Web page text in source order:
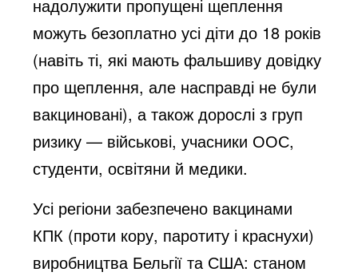
надолужити пропущені щеплення
можуть безоплатно усі діти до 18 років
(навіть ті, які мають фальшиву довідку
про щеплення, але насправді не були
вакциновані), а також дорослі з груп
ризику — військові, учасники ООС,
студенти, освітяни й медики.
Усі регіони забезпечено вакцинами
КПК (проти кору, паротиту і краснухи)
виробництва Бельгії та США: станом